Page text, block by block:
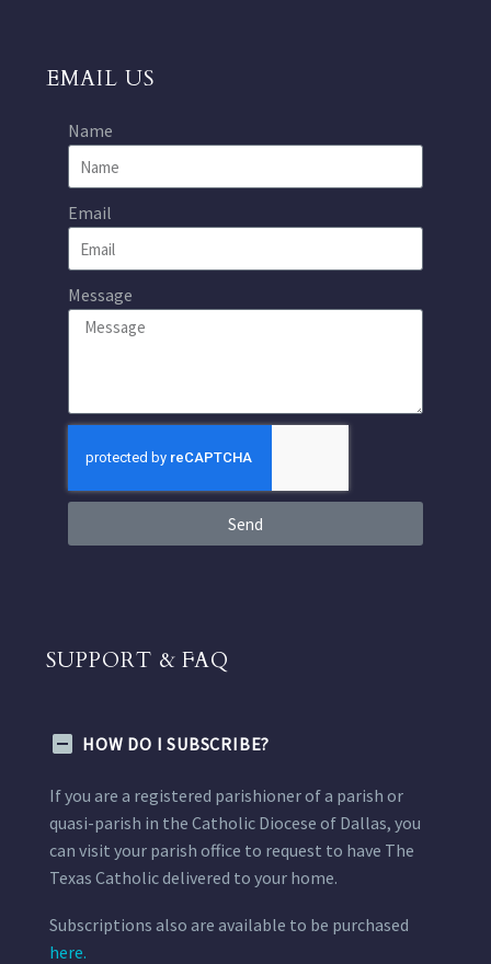
EMAIL US
Name
Email
Message
Send
SUPPORT & FAQ
HOW DO I SUBSCRIBE?
If you are a registered parishioner of a parish or
quasi-parish in the Catholic Diocese of Dallas, you
can visit your parish office to request to have The
Texas Catholic delivered to your home.
Subscriptions also are available to be purchased
here.